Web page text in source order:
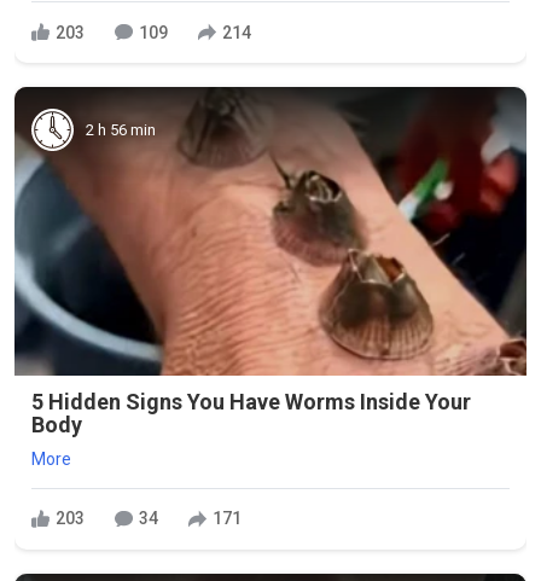
203 109 214
2 h 56 min
5 Hidden Signs You Have Worms Inside Your
Body
More
203 34 171